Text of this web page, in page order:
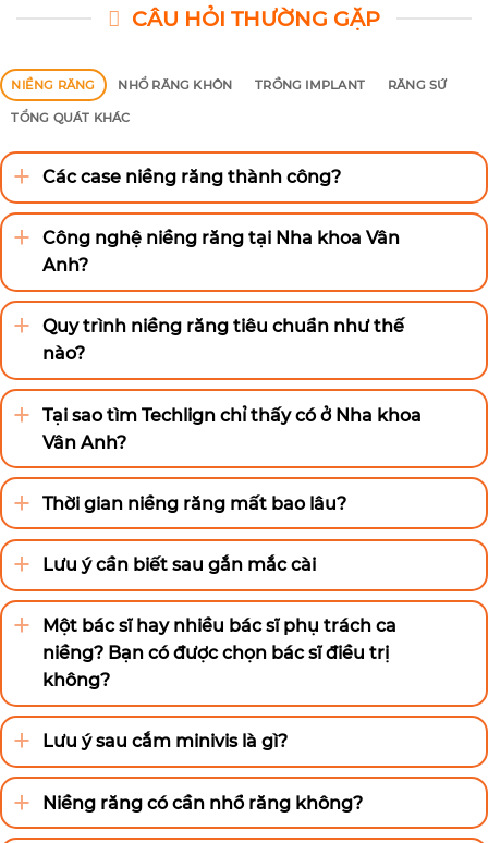
CÂU HỎI THƯỜNG GẶP
NIỀNG RĂNG NHỔ RĂNG KHÔN TRỒNG IMPLANT RĂNG SỨ
TỔNG QUÁT KHÁC
Các case niềng răng thành công?
Công nghệ niềng răng tại Nha khoa Vân
Anh?
Quy trình niềng răng tiêu chuẩn như thế
nào?
Tại sao tìm Techlign chỉ thấy có ở Nha khoa
Vân Anh?
Thời gian niềng răng mất bao lâu?
Lưu ý cần biết sau gắn mắc cài
Một bác sĩ hay nhiều bác sĩ phụ trách ca
niềng? Bạn có được chọn bác sĩ điều trị
không?
Lưu ý sau cắm minivis là gì?
Niềng răng có cần nhổ răng không?